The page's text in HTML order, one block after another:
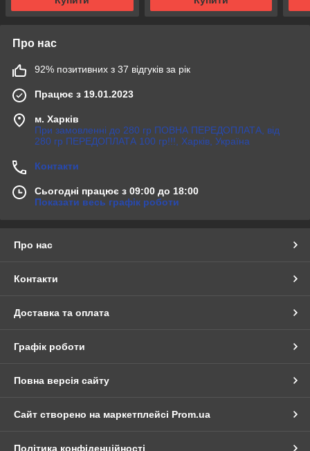
Про нас
92% позитивних з 37 відгуків за рік
Працює з 19.01.2023
м. Харків
При замовленні до 280 гр ПОВНА ПЕРЕДОПЛАТА, від
280 гр ПЕРЕДОПЛАТА 100 гр!!!, Харків, Україна
Контакти
Сьогодні працює з 09:00 до 18:00
Показати весь графік роботи
Про нас
Контакти
Доставка та оплата
Графік роботи
Повна версія сайту
Сайт створено на маркетплейсі Prom.ua
Політика конфіденційності